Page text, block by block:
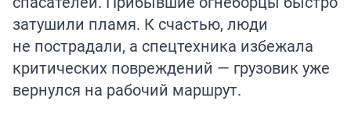
затушили пламя. К счастью, люди
не пострадали, а спецтехника избежала
критических повреждений — грузовик уже
вернулся на рабочий маршрут.